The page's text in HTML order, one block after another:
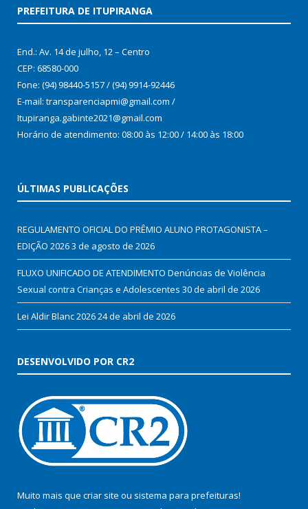
PREFEITURA DE ITUPIRANGA
End.: Av. 14 de julho, 12 – Centro
CEP: 68580-000
Fone: (94) 98440-5157 / (94) 9914-92446
E-mail: transparenciapmi@gmail.com /
Itupiranga.gabinte2021@gmail.com
Horário de atendimento: 08:00 às 12:00 / 14:00 às 18:00
ÚLTIMAS PUBLICAÇÕES
REGULAMENTO OFICIAL DO PRÊMIO ALUNO PROTAGONISTA –
EDIÇÃO 20263 de agosto de 2026
FLUXO UNIFICADO DE ATENDIMENTO Denúncias de Violência
Sexual contra Crianças e Adolescentes 30 de abril de 2026
Lei Aldir Blanc 202624 de abril de 2026
DESENVOLVIDO POR CR2
Muito mais que criar site ou sistema para prefeituras!